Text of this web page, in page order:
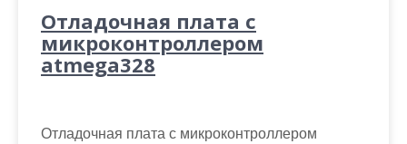
Отладочная плата с
микроконтроллером
atmega328
Отладочная плата с микроконтроллером